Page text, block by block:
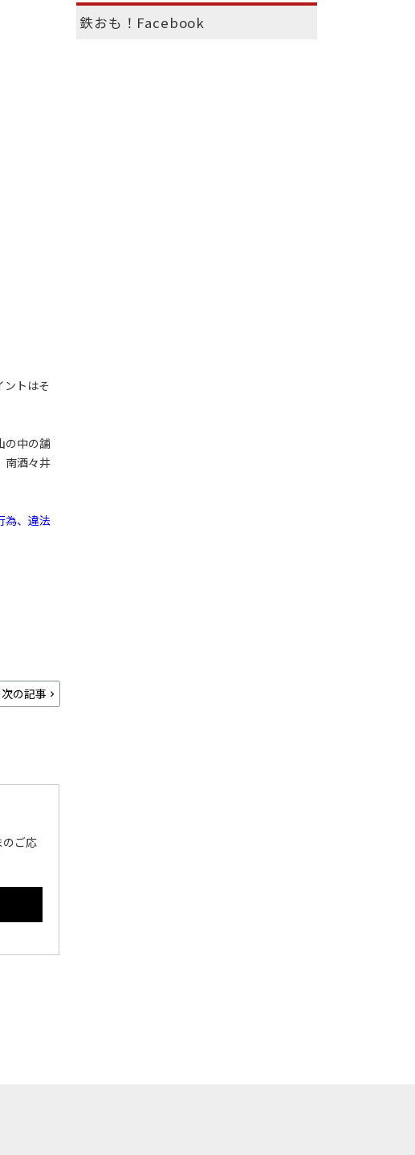
ントはそ
の中の舗
南酒々井
為、違法
次の記事
のご応
鉄おも！Facebook